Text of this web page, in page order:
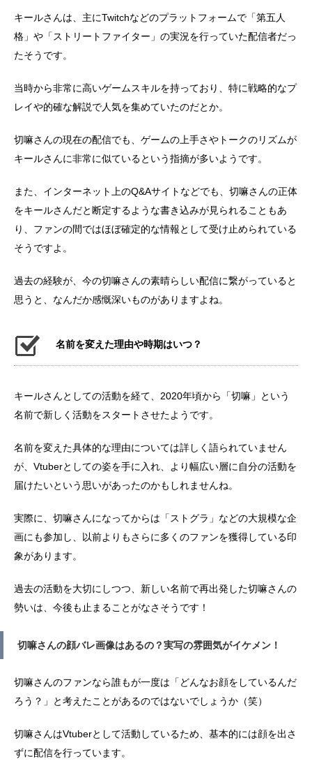
キールさんは、主にTwitchなどのプラットフォームで「第五人
格」や「ストリートファイター」の実況を行っていた配信者だっ
たそうです。
当時から非常に高いゲームスキルを持っており、特に戦略的なプ
レイや的確な解説で人気を集めていたのだとか。
切嘛さんの現在の配信でも、ゲームの上手さやトークのリズムが
キールさんに非常に似ているという指摘が多いようです。
また、インターネット上のQ&Aサイトなどでも、切嘛さんの正体
をキールさんだと断定するような書き込みが見られることもあ
り、ファンの間ではほぼ確定的な情報として受け止められている
そうですよ。
過去の経験が、今の切嘛さんの素晴らしい配信に繋がっていると
思うと、なんだか感慨深いものがありますよね。
名前を変えた理由や時期はいつ？
キールさんとしての活動を経て、2020年頃から「切嘛」という
名前で新しく活動をスタートさせたようです。
名前を変えた具体的な理由については詳しく語られていません
が、Vtuberとしての姿を手に入れ、より幅広い層に自分の活動を
届けたいという思いがあったのかもしれませんね。
実際に、切嘛さんになってからは「ストグラ」などの大規模な企
画にも参加し、以前よりもさらに多くのファンを獲得している印
象があります。
過去の活動を大切にしつつ、新しい名前で再出発した切嘛さんの
勢いは、今後も止まることがなさそうです！
切嘛さんの顔バレ画像はあるの？実写の雰囲気がイケメン！
切嘛さんのファンなら誰もが一度は「どんなお顔をしているんだ
ろう？」と考えたことがあるのではないでしょうか（笑）
切嘛さんはVtuberとして活動しているため、基本的には顔を出さ
ずに配信を行っています。